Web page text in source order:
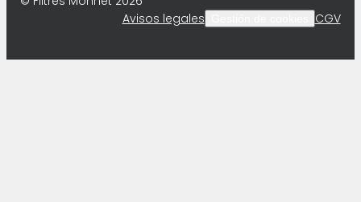
Avisos legales
CGV